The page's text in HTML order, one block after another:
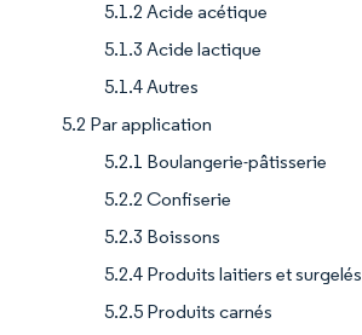
5.1.2 Acide acétique
5.1.3 Acide lactique
5.1.4 Autres
5.2 Par application
5.2.1 Boulangerie-pâtisserie
5.2.2 Confiserie
5.2.3 Boissons
5.2.4 Produits laitiers et surgelés
5.2.5 Produits carnés